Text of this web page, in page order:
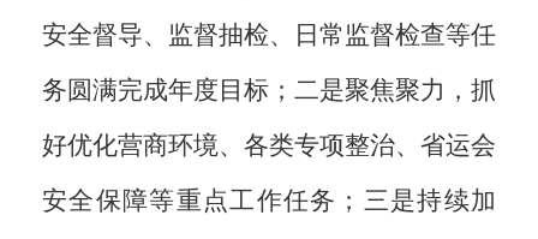
安全督导、监督抽检、日常监督检查等任
务圆满完成年度目标；二是聚焦聚力，抓
好优化营商环境、各类专项整治、省运会
安全保障等重点工作任务；三是持续加